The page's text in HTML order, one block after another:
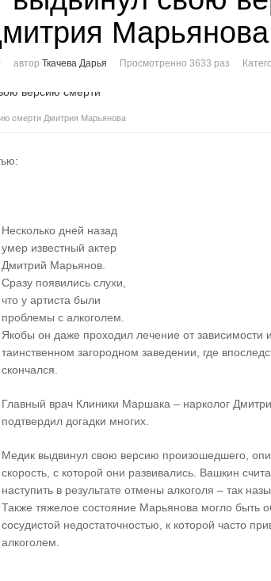
Марьянова
автор Ткачева Дарья Просмотренно 3633 раз
смерти Дмитрия Марьянова
Несколько дней назад
умер известный актер
Дмитрий Марьянов.
Сразу появились слухи,
что у артиста были
проблемы с алкоголем.
Якобы он даже проходил лечение от зависимости
таинственном загородном заведении, где
скончался.
Главный врач Клиники Маршака – нарколог
подтвердил догадки многих.
Медик выдвинул свою версию произошедшего,
скорость, с которой они развивались. Вашкин
наступить в результате отмены алкоголя – так
Также тяжелое состояние Марьянова могло быть
сосудистой недостаточностью, к которой часто
алкоголем.